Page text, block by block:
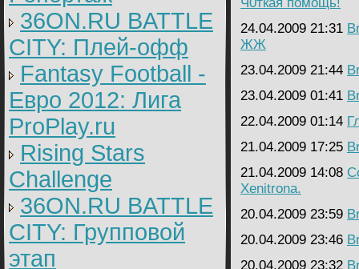
36ON.RU BATTLE
CITY: Плей-офф
Fantasy Football -
Евро 2012: Лига
ProPlay.ru
Rising Stars
Challenge
36ON.RU BATTLE
CITY: Групповой
этап
24.04.2009 21:31
ЖЖ
23.04.2009 21:44
23.04.2009 01:41
22.04.2009 01:14
21.04.2009 17:25
21.04.2009 14:08
Xenitrona.
20.04.2009 23:59
20.04.2009 23:46
20.04.2009 23:32